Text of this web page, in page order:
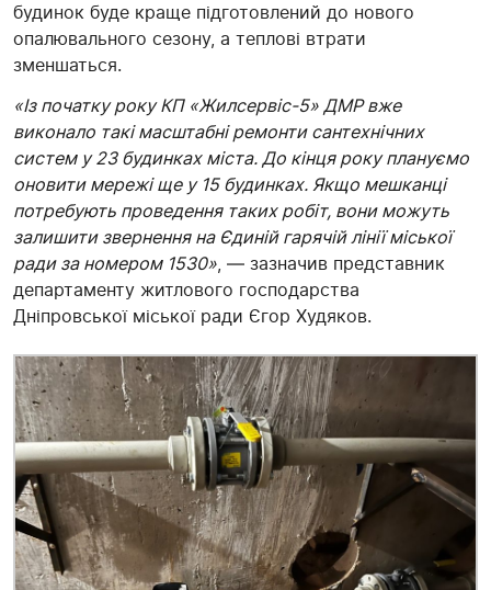
будинок буде краще підготовлений до нового
опалювального сезону, а теплові втрати
зменшаться.
«Із початку року КП «Жилсервіс-5» ДМР вже
виконало такі масштабні ремонти сантехнічних
систем у 23 будинках міста. До кінця року плануємо
оновити мережі ще у 15 будинках. Якщо мешканці
потребують проведення таких робіт, вони можуть
залишити звернення на Єдиній гарячій лінії міської
ради за номером 1530», — зазначив представник
департаменту житлового господарства
Дніпровської міської ради Єгор Худяков.